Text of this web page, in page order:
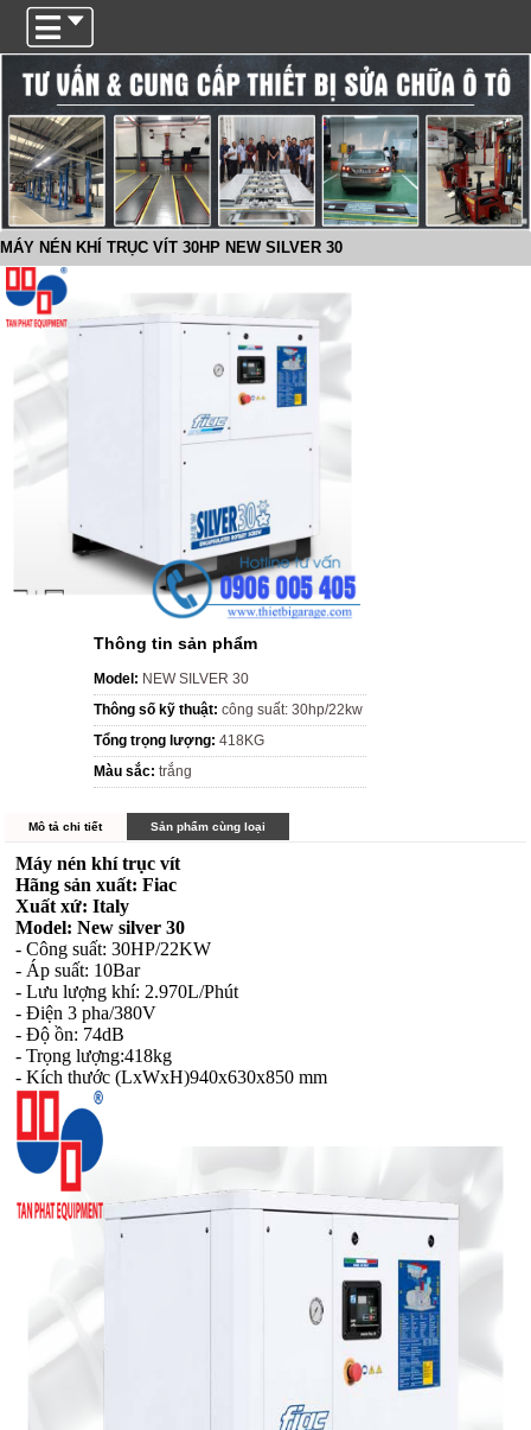
MÁY NÉN KHÍ TRỤC VÍT 30HP NEW SILVER 30
Thông tin sản phẩm
Model: NEW SILVER 30
Thông số kỹ thuật:công suất: 30hp/22kw
Tổng trọng lượng:418KG
Màu sắc:trắng
Mô tả chi tiết Sản phẩm cùng loại
Máy nén khí trục vít
Hãng sản xuất: Fiac
Xuất xứ: Italy
Model: New silver 30
- Công suất: 30HP/22KW
- Áp suất: 10Bar
- Lưu lượng khí: 2.970L/Phút
- Điện 3 pha/380V
- Độ ồn: 74dB
- Trọng lượng:418kg
- Kích thước (LxWxH)940x630x850 mm